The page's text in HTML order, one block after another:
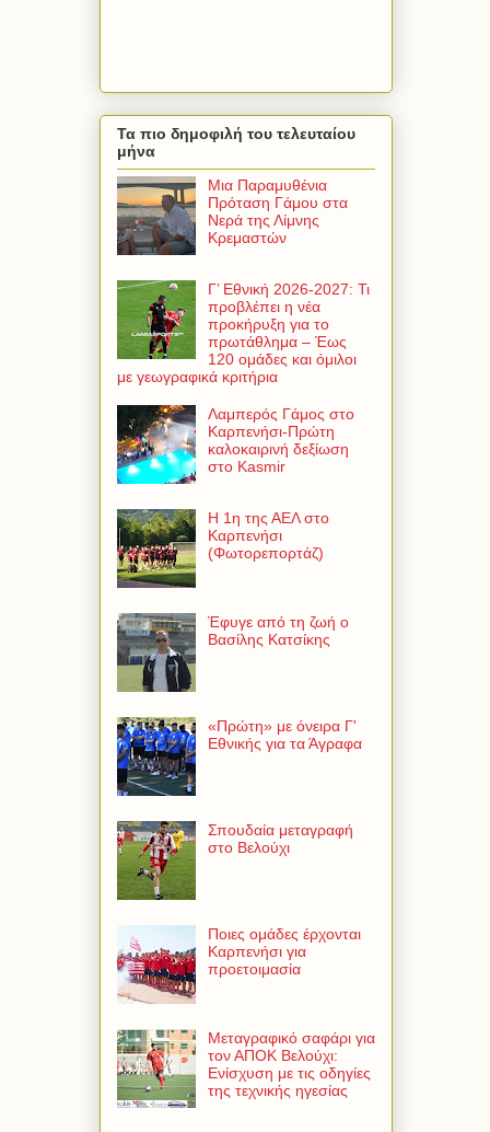
Τα πιο δημοφιλή του τελευταίου
μήνα
Μια Παραμυθένια
Πρόταση Γάμου στα
Νερά της Λίμνης
Κρεμαστών
Γ’ Εθνική 2026-2027: Τι
προβλέπει η νέα
προκήρυξη για το
πρωτάθλημα – Έως
120 ομάδες και όμιλοι
με γεωγραφικά κριτήρια
Λαμπερός Γάμος στο
Καρπενήσι-Πρώτη
καλοκαιρινή δεξίωση
στο Kasmir
Η 1η της ΑΕΛ στο
Καρπενήσι
(Φωτορεπορτάζ)
Έφυγε από τη ζωή ο
Βασίλης Κατσίκης
«Πρώτη» με όνειρα Γ'
Εθνικής για τα Άγραφα
Σπουδαία μεταγραφή
στο Βελούχι
Ποιες ομάδες έρχονται
Καρπενήσι για
προετοιμασία
Μεταγραφικό σαφάρι για
τον ΑΠΟΚ Βελούχι:
Ενίσχυση με τις οδηγίες
της τεχνικής ηγεσίας